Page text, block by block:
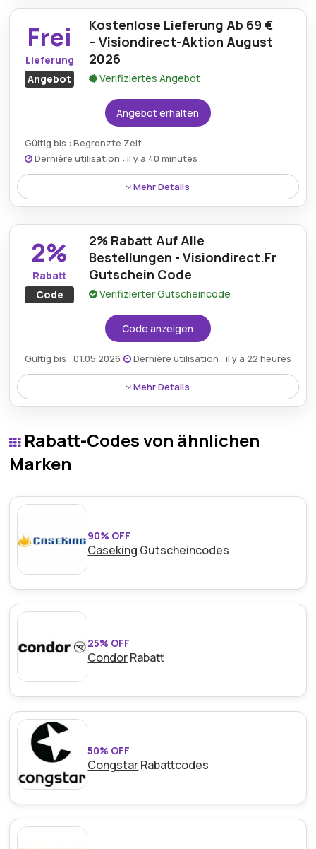
Sortiment mit einem VisionDirect-Rabattcode
genießen, wodurch Brillen, Kontaktlinsen und
Zubehör für den täglichen Bedarf erschwinglicher
werden.
Frei
Lieferung
Angebot
Kostenlose Lieferung Ab 69 €
– Visiondirect-Aktion August
2026
Verifiziertes Angebot
Angebot erhalten
Gültig bis : Begrenzte Zeit
Dernière utilisation : il y a 40 minutes
Mehr Details
Profitieren Sie von kostenlosem Versand bei
Einkäufen über 69 €, indem Sie diese spezielle
VisionDirect-Aktion nutzen.
2%
Rabatt
Code
2% Rabatt Auf Alle
Bestellungen - Visiondirect.Fr
Gutschein Code
Verifizierter Gutscheincode
Code anzeigen
Gültig bis : 01.05.2026 Dernière utilisation : il y a 22 heures
Mehr Details
Käufer erhalten 2% Rabatt auf alle Bestellungen mit
sich dadurch verlässliche Ersparnisse bei wichtigen
Sehprodukten, modischen Fassungen und
zuverlässigen Kontaktlinsen.
Rabatt-Codes von ähnlichen
Marken
90% OFF
Caseking Gutscheincodes
25% OFF
CondorRabatt
50% OFF
CongstarRabattcodes